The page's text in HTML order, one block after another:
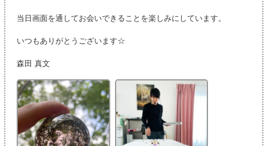
当日画面を通してお会いできることを楽しみにしています。
いつもありがとうございます☆
森田 真文